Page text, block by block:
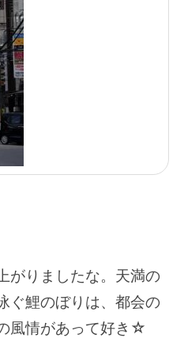
がりましたな。天満の
ぐ鯉のぼりは、都会の
風情があって好き☆